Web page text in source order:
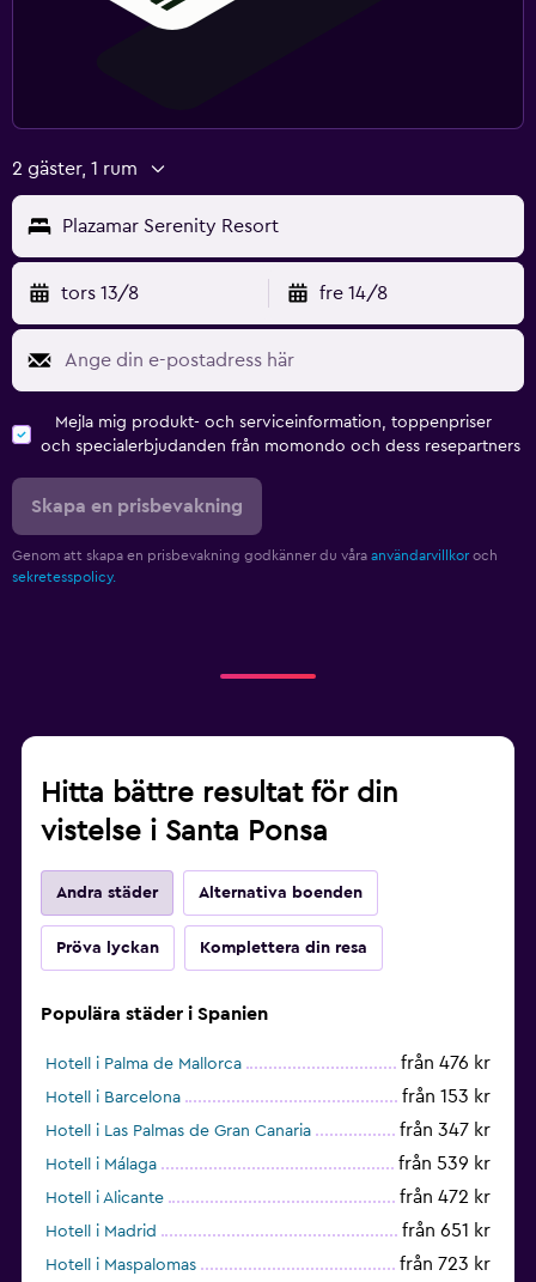
2 gäster, 1 rum
Plazamar Serenity Resort
tors 13/8 fre 14/8
Mejla mig produkt- och serviceinformation, toppenpriser
och specialerbjudanden från momondo och dess resepartners
Skapa en prisbevakning
Genom att skapa en prisbevakning godkänner du våra användarvillkor och
sekretesspolicy.
Hitta bättre resultat för din
vistelse i Santa Ponsa
Andra städer Alternativa boenden
Pröva lyckan Komplettera din resa
Populära städer i Spanien
Hotell i Palma de Mallorca från 476 kr
Hotell i Barcelona från 153 kr
Hotell i Las Palmas de Gran Canaria från 347 kr
Hotell i Málaga från 539 kr
Hotell i Alicante från 472 kr
Hotell i Madrid från 651 kr
Hotell i Maspalomas från 723 kr